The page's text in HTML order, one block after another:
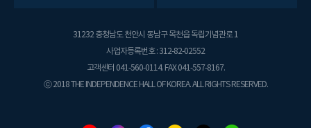
31232 충청남도 천안시 동남구 목천읍 독립기념관로 1
사업자등록번호 : 312-82-02552
고객센터 041-560-0114. FAX 041-557-8167.
ⓒ 2018 THE INDEPENDENCE HALL OF KOREA. ALL RIGHTS RESERVED.